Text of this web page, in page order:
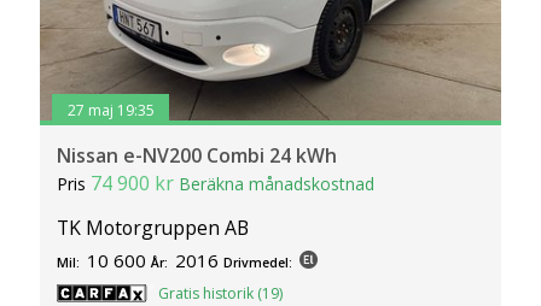
27 maj 19:35
Nissan e-NV200 Combi 24 kWh
Pris 74 900 kr Beräkna månadskostnad
TK Motorgruppen AB
Mil: 10 600 År: 2016 Drivmedel:
Gratis historik (19)